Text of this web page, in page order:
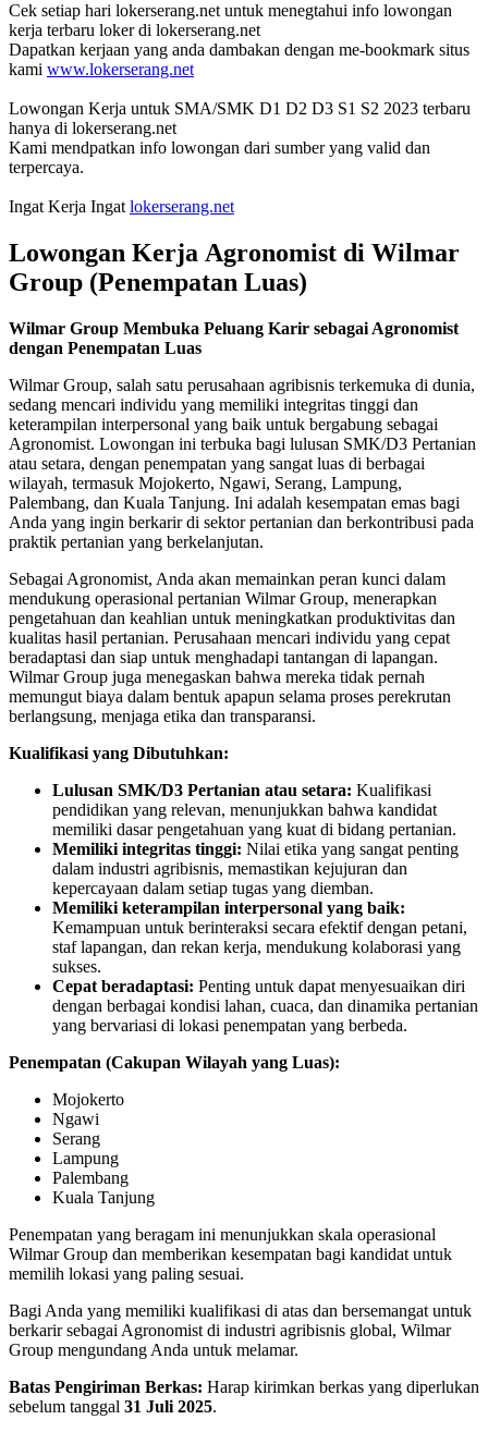
Cek setiap hari lokerserang.net untuk menegtahui info lowongan
kerja terbaru loker di lokerserang.net
Dapatkan kerjaan yang anda dambakan dengan me-bookmark situs
kami www.lokerserang.net
Lowongan Kerja untuk SMA/SMK D1 D2 D3 S1 S2 2023 terbaru
hanya di lokerserang.net
Kami mendpatkan info lowongan dari sumber yang valid dan
terpercaya.
Ingat Kerja Ingat lokerserang.net
Lowongan Kerja Agronomist di Wilmar
Group (Penempatan Luas)
Wilmar Group Membuka Peluang Karir sebagai Agronomist
dengan Penempatan Luas
Wilmar Group, salah satu perusahaan agribisnis terkemuka di dunia,
sedang mencari individu yang memiliki integritas tinggi dan
keterampilan interpersonal yang baik untuk bergabung sebagai
Agronomist. Lowongan ini terbuka bagi lulusan SMK/D3 Pertanian
atau setara, dengan penempatan yang sangat luas di berbagai
wilayah, termasuk Mojokerto, Ngawi, Serang, Lampung,
Palembang, dan Kuala Tanjung. Ini adalah kesempatan emas bagi
Anda yang ingin berkarir di sektor pertanian dan berkontribusi pada
praktik pertanian yang berkelanjutan.
Sebagai Agronomist, Anda akan memainkan peran kunci dalam
mendukung operasional pertanian Wilmar Group, menerapkan
pengetahuan dan keahlian untuk meningkatkan produktivitas dan
kualitas hasil pertanian. Perusahaan mencari individu yang cepat
beradaptasi dan siap untuk menghadapi tantangan di lapangan.
Wilmar Group juga menegaskan bahwa mereka tidak pernah
memungut biaya dalam bentuk apapun selama proses perekrutan
berlangsung, menjaga etika dan transparansi.
Kualifikasi yang Dibutuhkan:
Lulusan SMK/D3 Pertanian atau setara: Kualifikasi
pendidikan yang relevan, menunjukkan bahwa kandidat
memiliki dasar pengetahuan yang kuat di bidang pertanian.
Memiliki integritas tinggi: Nilai etika yang sangat penting
dalam industri agribisnis, memastikan kejujuran dan
kepercayaan dalam setiap tugas yang diemban.
Memiliki keterampilan interpersonal yang baik:
Kemampuan untuk berinteraksi secara efektif dengan petani,
staf lapangan, dan rekan kerja, mendukung kolaborasi yang
sukses.
Cepat beradaptasi: Penting untuk dapat menyesuaikan diri
dengan berbagai kondisi lahan, cuaca, dan dinamika pertanian
yang bervariasi di lokasi penempatan yang berbeda.
Penempatan (Cakupan Wilayah yang Luas):
Mojokerto
Ngawi
Serang
Lampung
Palembang
Kuala Tanjung
Penempatan yang beragam ini menunjukkan skala operasional
Wilmar Group dan memberikan kesempatan bagi kandidat untuk
memilih lokasi yang paling sesuai.
Bagi Anda yang memiliki kualifikasi di atas dan bersemangat untuk
berkarir sebagai Agronomist di industri agribisnis global, Wilmar
Group mengundang Anda untuk melamar.
Batas Pengiriman Berkas: Harap kirimkan berkas yang diperlukan
sebelum tanggal 31 Juli 2025.